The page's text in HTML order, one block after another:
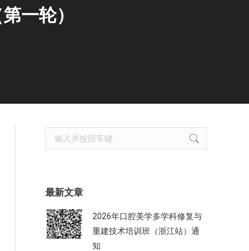
一轮）
Search:
最新文章
2026年口腔美学多学科修复与
重建技术培训班（浙江站）通
知